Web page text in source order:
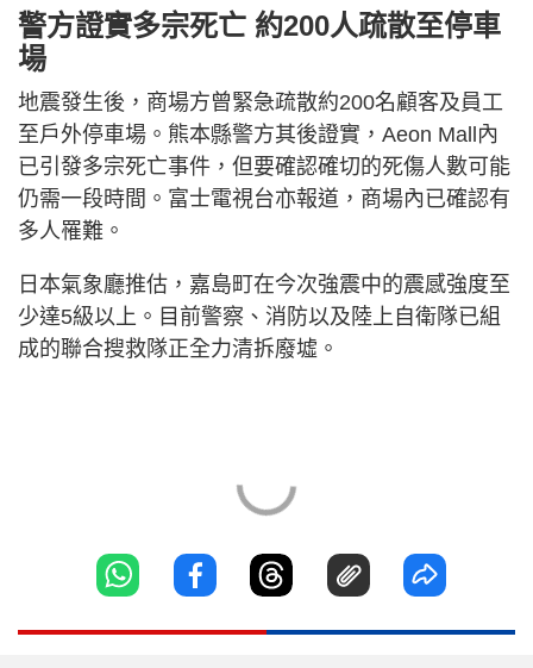
警方證實多宗死亡 約200人疏散至停車
場
地震發生後，商場方曾緊急疏散約200名顧客及員工
至戶外停車場。熊本縣警方其後證實，Aeon Mall內
已引發多宗死亡事件，但要確認確切的死傷人數可能
仍需一段時間。富士電視台亦報道，商場內已確認有
多人罹難。
日本氣象廳推估，嘉島町在今次強震中的震感強度至
少達5級以上。目前警察、消防以及陸上自衛隊已組
成的聯合搜救隊正全力清拆廢墟。